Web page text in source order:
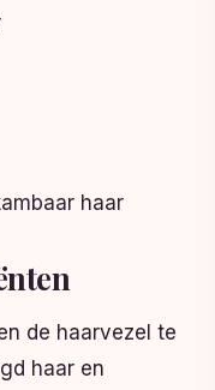
haar
de haarvezel te
haar en